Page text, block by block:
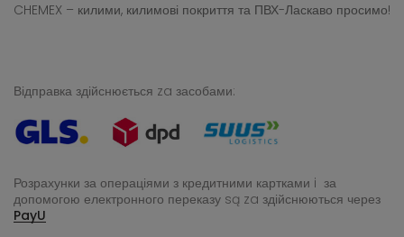
CHEMEX – килими, килимові покриття та ПВХ-Ласкаво просимо!
Відправка здійснюється za засобами:
Розрахунки за операціями з кредитними картками i за
допомогою електронного переказу są za здійснюються через
PayU